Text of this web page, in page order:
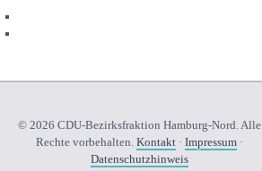
© 2026 CDU-Bezirksfraktion Hamburg-Nord. Alle
Rechte vorbehalten. Kontakt· Impressum·
Datenschutzhinweis